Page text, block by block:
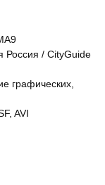
Россия / CityGuide
графических,
AVI